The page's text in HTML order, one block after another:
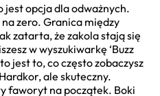
jest opcja dla odważnych.
zero. Granica między
zatarta, że zakola stają się
w wyszukiwarkę ‘Buzz
jest to, co często zobaczysz
ale skuteczny.
faworyt na początek. Boki